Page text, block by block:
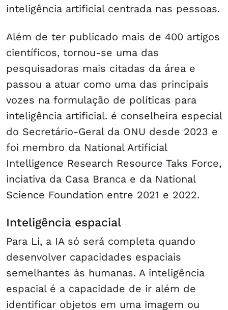
inteligência artificial centrada nas pessoas.
Além de ter publicado mais de 400 artigos
científicos, tornou-se uma das
pesquisadoras mais citadas da área e
passou a atuar como uma das principais
vozes na formulação de políticas para
inteligência artificial. é conselheira especial
do Secretário-Geral da ONU desde 2023 e
foi membro da National Artificial
Intelligence Research Resource Taks Force,
inciativa da Casa Branca e da National
Science Foundation entre 2021 e 2022.
Inteligência espacial
Para Li, a IA só será completa quando
desenvolver capacidades espaciais
semelhantes às humanas. A inteligência
espacial é a capacidade de ir além de
identificar objetos em uma imagem ou